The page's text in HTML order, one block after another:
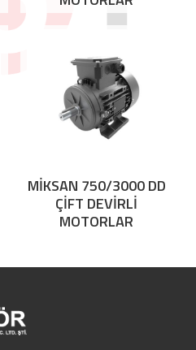
MİKSAN 750/3000 DD
ÇİFT DEVİRLİ
MOTORLAR